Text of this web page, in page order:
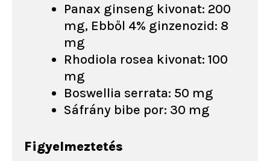
Panax ginseng kivonat: 200
mg, Ebből 4% ginzenozid: 8
mg
Rhodiola rosea kivonat: 100
mg
Boswellia serrata: 50 mg
Sáfrány bibe por: 30 mg
Figyelmeztetés